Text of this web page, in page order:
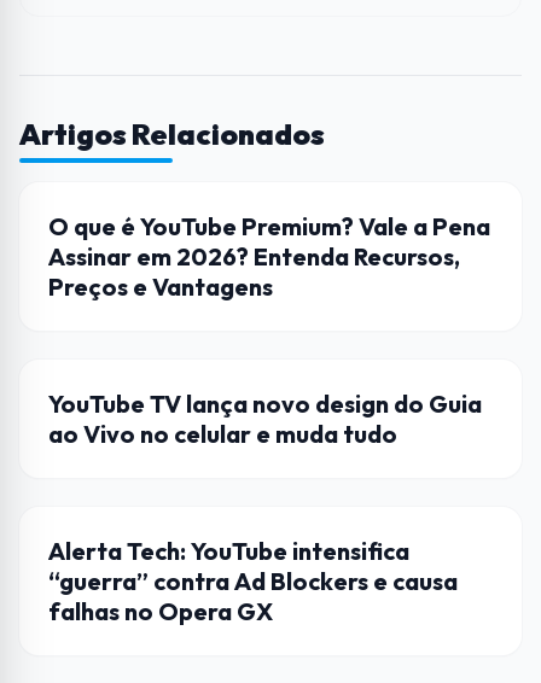
Artigos Relacionados
STREAMING
O que é YouTube Premium? Vale a Pena
Assinar em 2026? Entenda Recursos,
Preços e Vantagens
LANÇAMENTO
YouTube TV lança novo design do Guia
ao Vivo no celular e muda tudo
CURIOSIDADES
Alerta Tech: YouTube intensifica
“guerra” contra Ad Blockers e causa
falhas no Opera GX